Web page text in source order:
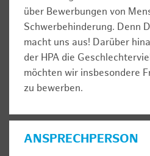
über Bewerbungen von
Schwerbehinderung. Denn
macht uns aus! Darüber
der HPA die
möchten wir insbesondere
zu bewerben.
ANSPRECHPERSON